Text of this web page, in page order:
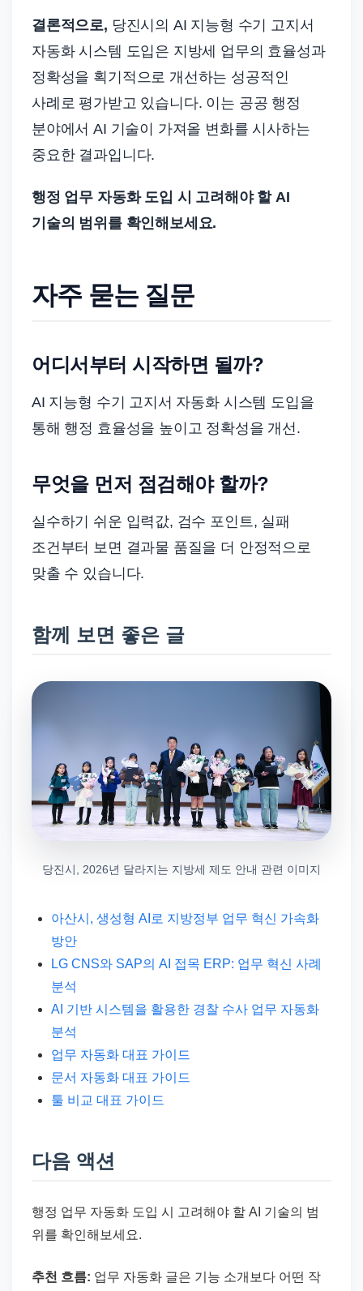
결론적으로, 당진시의 AI 지능형 수기 고지서
자동화 시스템 도입은 지방세 업무의 효율성과
정확성을 획기적으로 개선하는 성공적인
사례로 평가받고 있습니다. 이는 공공 행정
분야에서 AI 기술이 가져올 변화를 시사하는
중요한 결과입니다.
행정 업무 자동화 도입 시 고려해야 할 AI
기술의 범위를 확인해보세요.
자주 묻는 질문
어디서부터 시작하면 될까?
AI 지능형 수기 고지서 자동화 시스템 도입을
통해 행정 효율성을 높이고 정확성을 개선.
무엇을 먼저 점검해야 할까?
실수하기 쉬운 입력값, 검수 포인트, 실패
조건부터 보면 결과물 품질을 더 안정적으로
맞출 수 있습니다.
함께 보면 좋은 글
당진시, 2026년 달라지는 지방세 제도 안내 관련 이미지
아산시, 생성형 AI로 지방정부 업무 혁신 가속화
방안
LG CNS와 SAP의 AI 접목 ERP: 업무 혁신 사례
분석
AI 기반 시스템을 활용한 경찰 수사 업무 자동화
분석
업무 자동화 대표 가이드
문서 자동화 대표 가이드
툴 비교 대표 가이드
다음 액션
행정 업무 자동화 도입 시 고려해야 할 AI 기술의 범
위를 확인해보세요.
추천 흐름: 업무 자동화 글은 기능 소개보다 어떤 작